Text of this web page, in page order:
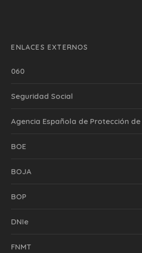
ENLACES EXTERNOS
060
Seguridad Social
Agencia Española de Protección
BOE
BOJA
BOP
DNIe
FNMT